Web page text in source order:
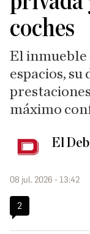
coches
El inmueble
espacios, su
máximo
El
08 jul. 2026 - 13:42
2